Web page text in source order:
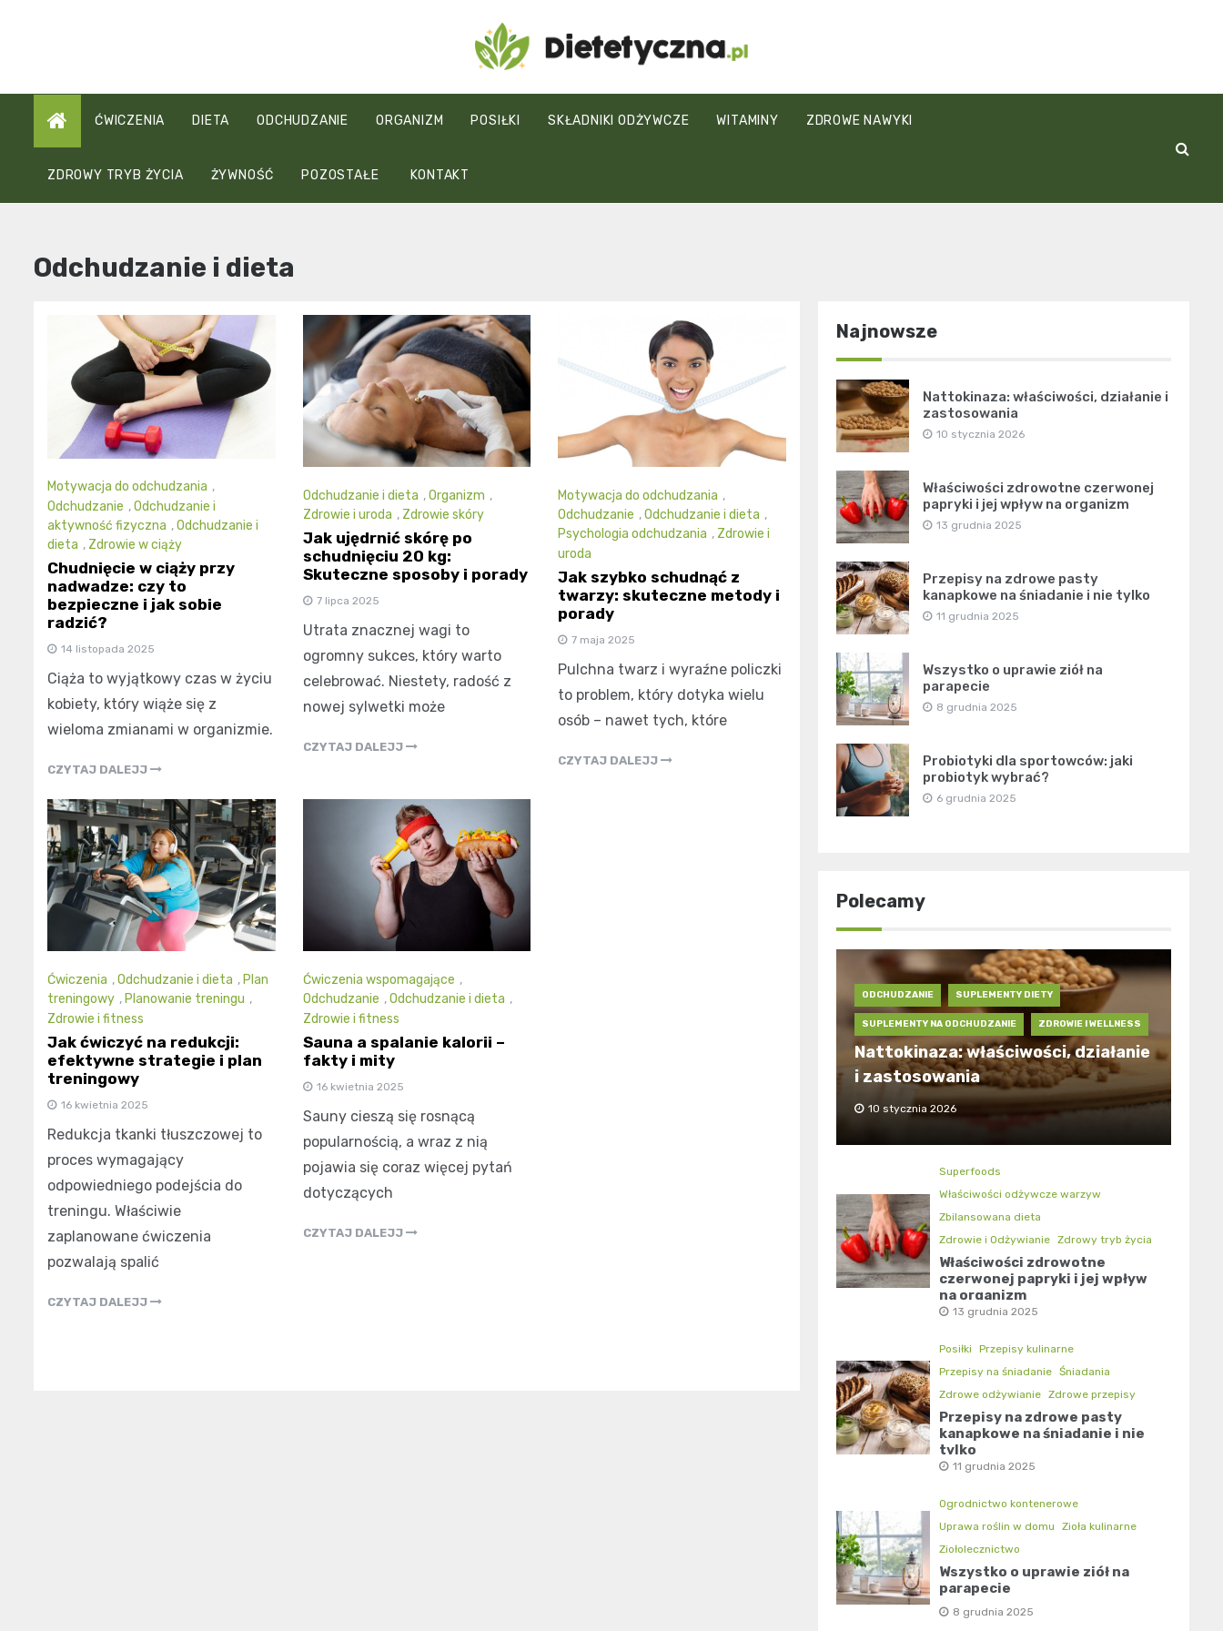
Dietetyczna.pl
ĆWICZENIA DIETA ODCHUDZANIE ORGANIZM POSIŁKI SKŁADNIKI ODŻYWCZE WITAMINY ZDROWE NAWYKI
ZDROWY TRYB ŻYCIA ŻYWNOŚĆ POZOSTAŁE KONTAKT
Odchudzanie i dieta
Motywacja do odchudzania ,
Odchudzanie ,Odchudzanie i
aktywność fizyczna ,Odchudzanie i
dieta , Zdrowie w ciąży
Chudnięcie w ciąży przy
nadwadze: czy to
bezpieczne i jak sobie
radzić?
14 listopada 2025
Ciąża to wyjątkowy czas w życiu
kobiety, który wiąże się z
wieloma zmianami w organizmie.
CZYTAJ DALEJJ
Odchudzanie i dieta ,Organizm ,
Zdrowie i uroda , Zdrowie skóry
Jak ujędrnić skórę po
schudnięciu 20 kg:
Skuteczne sposoby i porady
7 lipca 2025
Utrata znacznej wagi to
ogromny sukces, który warto
celebrować. Niestety, radość z
nowej sylwetki może
CZYTAJ DALEJJ
Motywacja do odchudzania ,
Odchudzanie ,Odchudzanie i dieta ,
Psychologia odchudzania , Zdrowie i
uroda
Jak szybko schudnąć z
twarzy: skuteczne metody i
porady
7 maja 2025
Pulchna twarz i wyraźne policzki
to problem, który dotyka wielu
osób – nawet tych, które
CZYTAJ DALEJJ
Ćwiczenia ,Odchudzanie i dieta , Plan
treningowy , Planowanie treningu ,
Zdrowie i fitness
Jak ćwiczyć na redukcji:
efektywne strategie i plan
treningowy
16 kwietnia 2025
Redukcja tkanki tłuszczowej to
proces wymagający
odpowiedniego podejścia do
treningu. Właściwie
zaplanowane ćwiczenia
pozwalają spalić
CZYTAJ DALEJJ
Ćwiczenia wspomagające ,
Odchudzanie ,Odchudzanie i dieta ,
Zdrowie i fitness
Sauna a spalanie kalorii –
fakty i mity
16 kwietnia 2025
Sauny cieszą się rosnącą
popularnością, a wraz z nią
pojawia się coraz więcej pytań
dotyczących
CZYTAJ DALEJJ
Najnowsze
Nattokinaza: właściwości, działanie i
zastosowania
10 stycznia 2026
Właściwości zdrowotne czerwonej
papryki i jej wpływ na organizm
13 grudnia 2025
Przepisy na zdrowe pasty
kanapkowe na śniadanie i nie tylko
11 grudnia 2025
Wszystko o uprawie ziół na
parapecie
8 grudnia 2025
Probiotyki dla sportowców: jaki
probiotyk wybrać?
6 grudnia 2025
Polecamy
ODCHUDZANIE SUPLEMENTY DIETY
SUPLEMENTY NA ODCHUDZANIE ZDROWIE I WELLNESS
Nattokinaza: właściwości, działanie
i zastosowania
10 stycznia 2026
Superfoods
Właściwości odżywcze warzyw
Zbilansowana dieta
Zdrowie i Odżywianie Zdrowy tryb życia
Właściwości zdrowotne
czerwonej papryki i jej wpływ
na organizm
13 grudnia 2025
Posiłki
Przepisy kulinarne
Przepisy na śniadanie Śniadania
Zdrowe odżywianie Zdrowe przepisy
Przepisy na zdrowe pasty
kanapkowe na śniadanie i nie
tylko
11 grudnia 2025
Ogrodnictwo kontenerowe
Uprawa roślin w domu
Zioła kulinarne
Ziołolecznictwo
Wszystko o uprawie ziół na
parapecie
8 grudnia 2025